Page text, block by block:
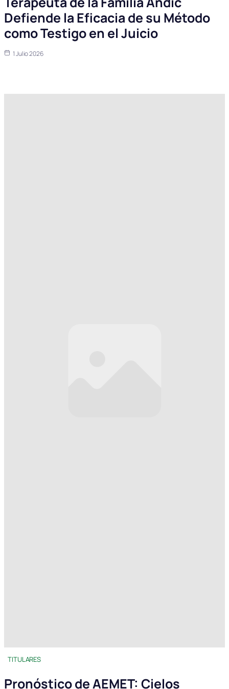
Defiende la Eficacia de su Método
como Testigo en el Juicio
1 Julio 2026
TITULARES
Pronóstico de AEMET: Cielos